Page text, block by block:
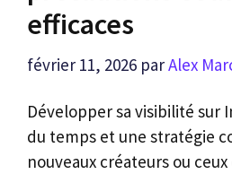
efficaces
février 11, 2026 parAlex
Développer sa visibilité sur
du temps et une stratégie
nouveaux créateurs ou